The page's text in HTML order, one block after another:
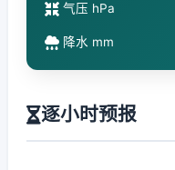
气压 hPa
降水 mm
逐小时预报